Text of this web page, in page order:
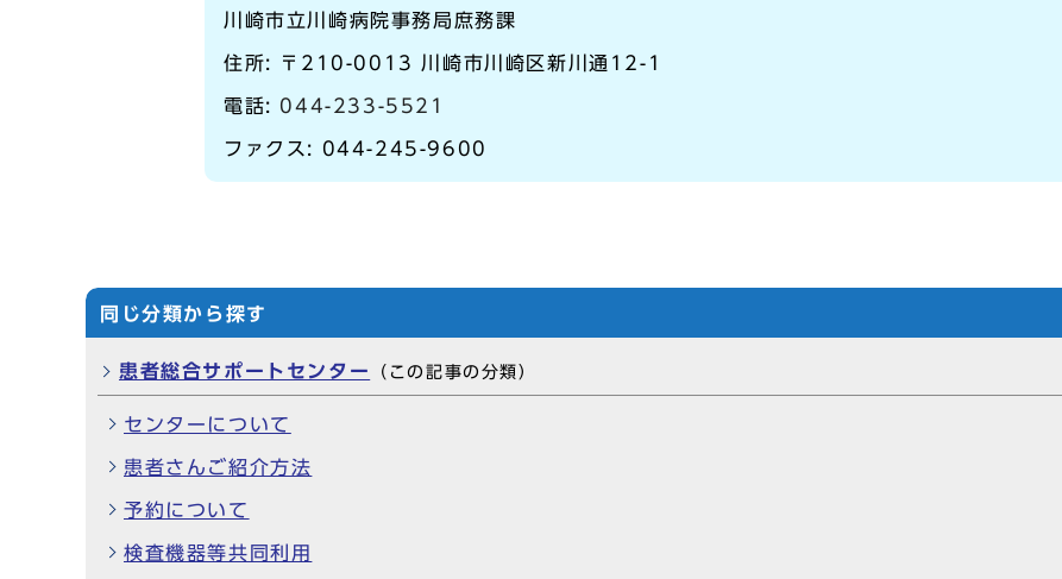
川崎市立川崎病院事務局庶務課
住所: 〒210-0013 川崎市川崎区新川通12-1
電話: 044-233-5521
ファクス: 044-245-9600
同じ分類から探す
患者総合サポートセンター （この記事の分類）
センターについて
患者さんご紹介方法
予約について
検査機器等共同利用